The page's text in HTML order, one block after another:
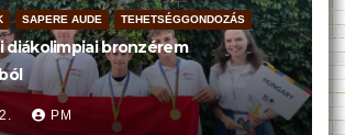
SAPERE AUDE TEHETSÉGGONDOZÁS
diákolimpiai bronzérem
PM